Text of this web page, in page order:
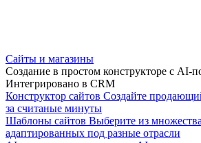
Сайты и магазины
Создание в простом конструкторе с AI-
Интегрировано в CRM
Конструктор сайтов Создайте
за считаные минуты
Шаблоны сайтов Выберите из
адаптированных под разные отрасли